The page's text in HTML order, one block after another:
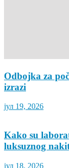
Odbojka za
izrazi
јул 19, 2026
Kako su
luksuznog
јул 18, 2026